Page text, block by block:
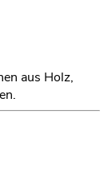
aus Holz,